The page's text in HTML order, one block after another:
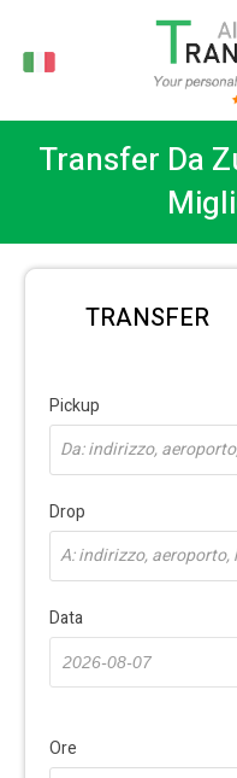
Transfer Da
TRANSFER
Pickup
Da: indirizzo,
Drop
A: indirizzo, aeroporto,
Data
Ore